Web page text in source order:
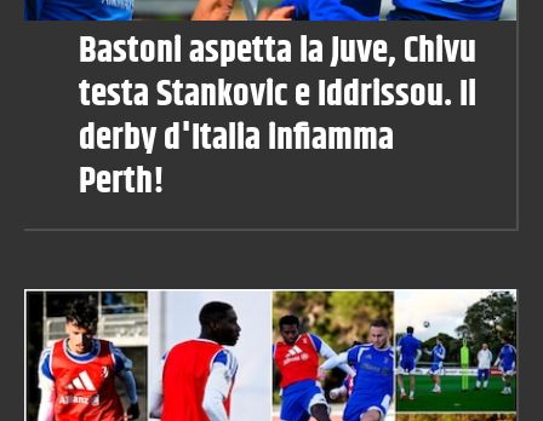
Bastoni aspetta la Juve, Chivu
testa Stankovic e Iddrissou. Il
derby d'Italia infiamma
Perth!